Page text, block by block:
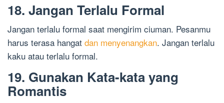
18. Jangan Terlalu Formal
Jangan terlalu formal saat mengirim ciuman. Pesanmu
harus terasa hangat dan menyenangkan. Jangan terlalu
kaku atau terlalu formal.
19. Gunakan Kata-kata yang
Romantis